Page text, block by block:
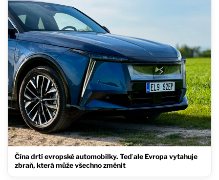
Čína drtí evropské automobilky. Teď ale Evropa vytahuje
zbraň, která může všechno změnit